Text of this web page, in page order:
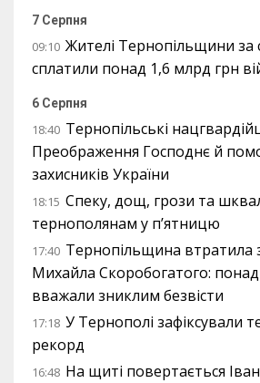
7 Серпня
09:10 Жителі Тернопільщини за
сплатили понад 1,6 млрд грн
6 Серпня
18:40 Тернопільські
Преображення Господнє й
захисників України
18:15 Спеку, дощ, грози та
тернополянам у п’ятницю
17:40 Тернопільщина втратила
Михайла Скоробогатого:
вважали зниклим безвісти
17:18 У Тернополі зафіксували
рекорд
16:48 На щиті повертається